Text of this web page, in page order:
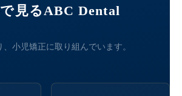
見るABC Dental
、小児矯正に取り組んでいます。